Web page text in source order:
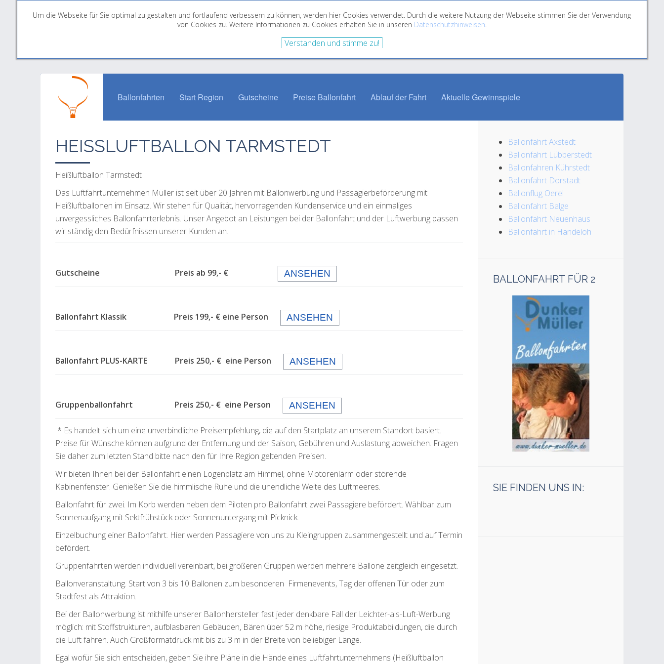
Um die Webseite für Sie optimal zu gestalten und fortlaufend verbessern zu können, werden hier Cookies verwendet. Durch die weitere Nutzung der Webseite stimmen Sie der Verwendung
von Cookies zu. Weitere Informationen zu Cookies erhalten Sie in unseren Datenschutzhinweisen.
Verstanden und stimme zu!
Ballonfahrten Start Region Gutscheine Preise Ballonfahrt Ablauf der Fahrt Aktuelle Gewinnspiele
HEISSLUFTBALLON TARMSTEDT
Heißluftballon Tarmstedt
Das Luftfahrtunternehmen Müller ist seit über 20 Jahren mit Ballonwerbung und Passagierbeförderung mit
Heißluftballonen im Einsatz. Wir stehen für Qualität, hervorragenden Kundenservice und ein einmaliges
unvergessliches Ballonfahrterlebnis. Unser Angebot an Leistungen bei der Ballonfahrt und der Luftwerbung passen
wir ständig den Bedürfnissen unserer Kunden an.
Gutscheine Preis ab 99,- € ANSEHEN
Ballonfahrt Klassik Preis 199,- € eine Person ANSEHEN
Ballonfahrt PLUS-KARTE Preis 250,- € eine Person ANSEHEN
Gruppenballonfahrt Preis 250,- € eine Person ANSEHEN
* Es handelt sich um eine unverbindliche Preisempfehlung, die auf den Startplatz an unserem Standort basiert.
Preise für Wünsche können aufgrund der Entfernung und der Saison, Gebühren und Auslastung abweichen. Fragen
Sie daher zum letzten Stand bitte nach den für Ihre Region geltenden Preisen.
Wir bieten Ihnen bei der Ballonfahrt einen Logenplatz am Himmel, ohne Motorenlärm oder störende
Kabinenfenster. Genießen Sie die himmlische Ruhe und die unendliche Weite des Luftmeeres.
Ballonfahrt für zwei. Im Korb werden neben dem Piloten pro Ballonfahrt zwei Passagiere befördert. Wählbar zum
Sonnenaufgang mit Sektfrühstück oder Sonnenuntergang mit Picknick.
Einzelbuchung einer Ballonfahrt. Hier werden Passagiere von uns zu Kleingruppen zusammengestellt und auf Termin
befördert.
Gruppenfahrten werden individuell vereinbart, bei größeren Gruppen werden mehrere Ballone zeitgleich eingesetzt.
Ballonveranstaltung. Start von 3 bis 10 Ballonen zum besonderen Firmenevents, Tag der offenen Tür oder zum
Stadtfest als Attraktion.
Bei der Ballonwerbung ist mithilfe unserer Ballonhersteller fast jeder denkbare Fall der Leichter-als-Luft-Werbung
möglich: mit Stoffstrukturen, aufblasbaren Gebäuden, Bären über 52 m höhe, riesige Produktabbildungen, die durch
die Luft fahren. Auch Großformatdruck mit bis zu 3 m in der Breite von beliebiger Länge.
Egal wofür Sie sich entscheiden, geben Sie ihre Pläne in die Hände eines Luftfahrtunternehmens (Heißluftballon
Ballonfahrt Axstedt
Ballonfahrt Lübberstedt
Ballonfahren Kührstedt
Ballonfahrt Dorstadt
Ballonflug Oerel
Ballonfahrt Balge
Ballonfahrt Neuenhaus
Ballonfahrt in Handeloh
BALLONFAHRT FÜR 2
SIE FINDEN UNS IN: